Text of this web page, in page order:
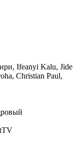
Ifeanyi Kalu, Jide
Christian Paul,